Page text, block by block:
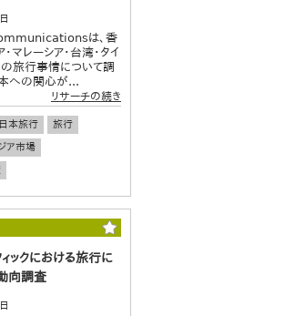
は、香
・マレーシア・台湾・タイ
の旅行事情について調
本への関心が...
リサーチの続き
日本旅行
旅行
ア市場
ィックにおける旅行に
向調査